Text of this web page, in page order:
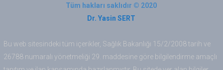
Tüm hakları saklıdır © 2020
Dr. Yasin SERT
Bu web sitesindeki tüm içerikler, Sağlık Bakanlığı 15/2/2008 tarih ve
26788 numaralı yönetmeliği 29. maddesine göre bilgilendirme amaçlı